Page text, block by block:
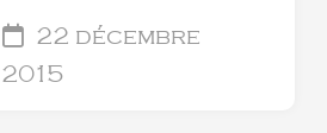
22 décembre
2015